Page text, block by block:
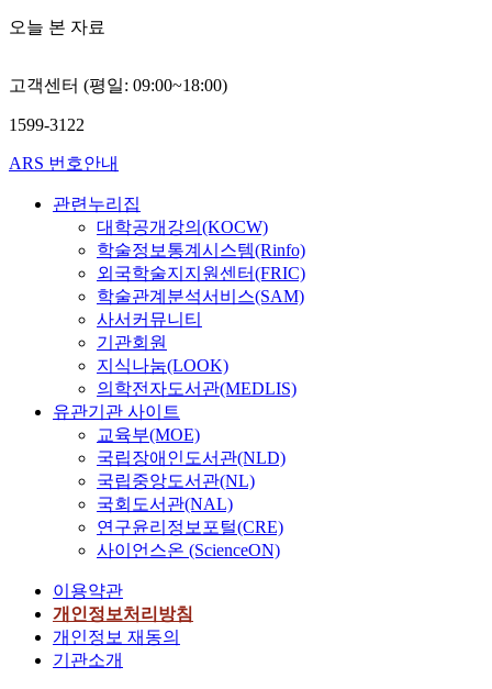
오늘 본 자료
고객센터 (평일: 09:00~18:00)
1599-3122
ARS 번호안내
관련누리집
대학공개강의(KOCW)
학술정보통계시스템(Rinfo)
외국학술지지원센터(FRIC)
학술관계분석서비스(SAM)
사서커뮤니티
기관회원
지식나눔(LOOK)
의학전자도서관(MEDLIS)
유관기관 사이트
교육부(MOE)
국립장애인도서관(NLD)
국립중앙도서관(NL)
국회도서관(NAL)
연구윤리정보포털(CRE)
사이언스온 (ScienceON)
이용약관
개인정보처리방침
개인정보 재동의
기관소개